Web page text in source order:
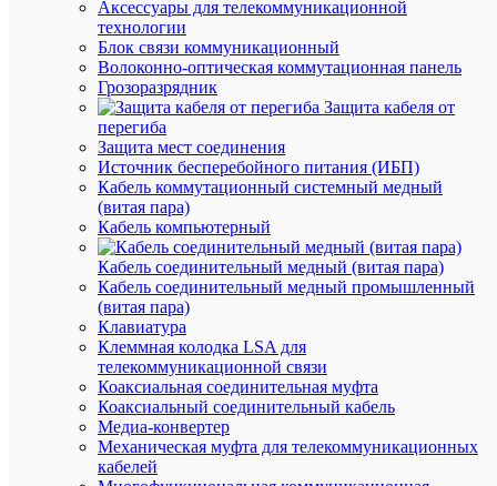
Аксессуары для телекоммуникационной
технологии
Блок связи коммуникационный
Волоконно-оптическая коммутационная панель
Грозоразрядник
Защита кабеля от
перегиба
Защита мест соединения
Источник бесперебойного питания (ИБП)
Кабель коммутационный системный медный
(витая пара)
Кабель компьютерный
Кабель соединительный медный (витая пара)
Кабель соединительный медный промышленный
(витая пара)
Клавиатура
Клеммная колодка LSA для
телекоммуникационной связи
Коаксиальная соединительная муфта
Коаксиальный соединительный кабель
Медиа-конвертер
Механическая муфта для телекоммуникационных
кабелей
В
К